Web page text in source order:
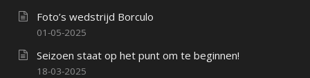
Foto’s wedstrijd Borculo
01-05-2025
Seizoen staat op het punt om te beginnen!
18-03-2025